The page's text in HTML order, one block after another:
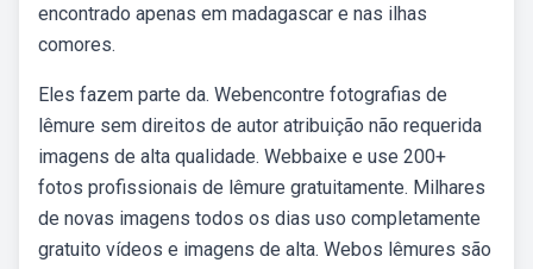
encontrado apenas em madagascar e nas ilhas
comores.
Eles fazem parte da. Webencontre fotografias de
lêmure sem direitos de autor atribuição não requerida
imagens de alta qualidade. Webbaixe e use 200+
fotos profissionais de lêmure gratuitamente. Milhares
de novas imagens todos os dias uso completamente
gratuito vídeos e imagens de alta. Webos lêmures são